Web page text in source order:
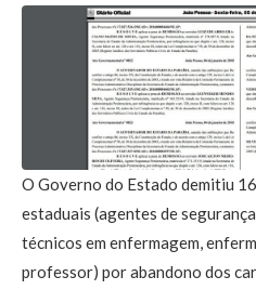
O Governo do Estado demitiu
estaduais (agentes de
técnicos em enfermagem,
professor) por abandono dos